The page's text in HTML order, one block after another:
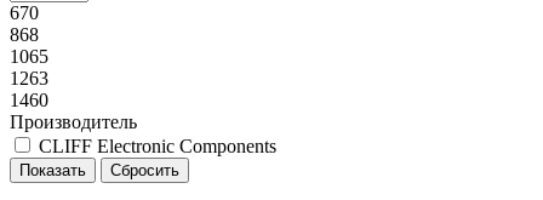
670
868
1065
1263
1460
Производитель
CLIFF Electronic Components